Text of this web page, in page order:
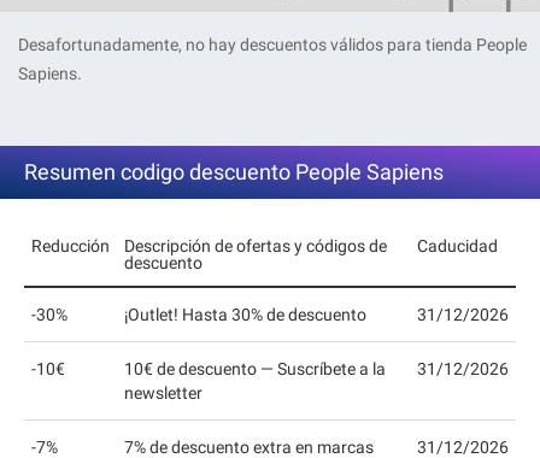
Desafortunadamente, no hay descuentos válidos para tienda People
Sapiens.
Resumen codigo descuento People Sapiens
Reducción
Descripción de ofertas y códigos de
descuento
Caducidad
-30% ¡Outlet! Hasta 30% de descuento 31/12/2026
-10€
10€ de descuento — Suscríbete a la
newsletter
31/12/2026
-7%
7% de descuento extra en marcas
31/12/2026